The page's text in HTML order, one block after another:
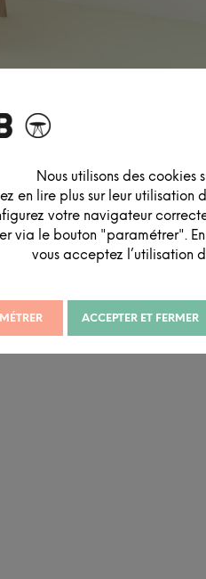
Nous utilisons des cookies
en lire plus sur leur utilisation
votre navigateur
via le bouton "paramétrer".
vous acceptez l’utilisation
ACCEPTER ET FERMER
DESCRIPTION